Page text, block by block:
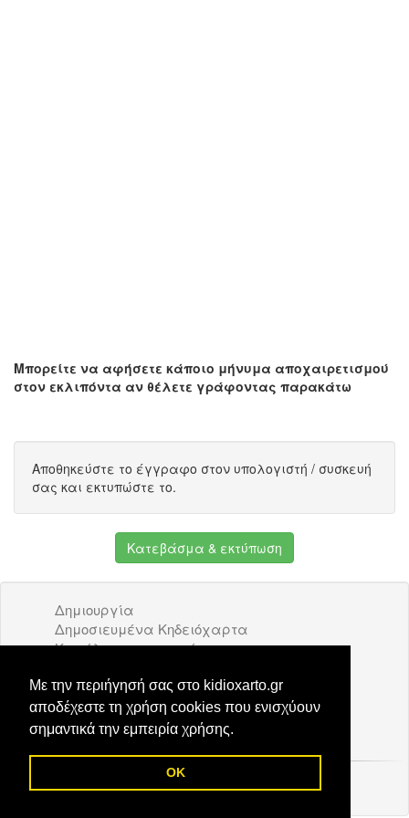
Με την περιήγησή σας στο kidioxarto.gr
αποδέχεστε τη χρήση cookies που ενισχύουν
σημαντικά την εμπειρία χρήσης.
OK
Μπορείτε να αφήσετε κάποιο μήνυμα αποχαιρετισμού
στον εκλιπόντα αν θέλετε γράφοντας παρακάτω
Αποθηκεύστε το έγγραφο στον υπολογιστή / συσκευή
σας και εκτυπώστε το.
Κατεβάσμα & εκτύπωση
Δημιουργία
Δημοσιευμένα Κηδειόχαρτα
Κατάλογος επιχειρήσεων
Διαφήμιση
Επικοινωνία
© 2026 Kidioxarto.gr /Επικοινωνία